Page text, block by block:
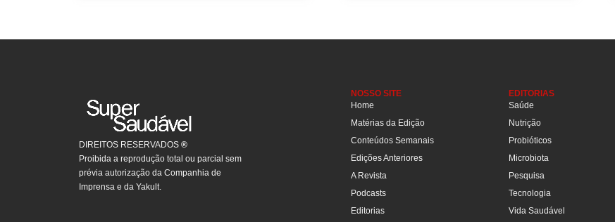
DIREITOS RESERVADOS ®
Proibida a reprodução total ou parcial sem
prévia autorização da Companhia de
Imprensa e da Yakult.
NOSSO SITE
Home
Matérias da Edição
Conteúdos Semanais
Edições Anteriores
A Revista
Podcasts
Editorias
EDITORIAS
Saúde
Nutrição
Probióticos
Microbiota
Pesquisa
Tecnologia
Vida Saudável